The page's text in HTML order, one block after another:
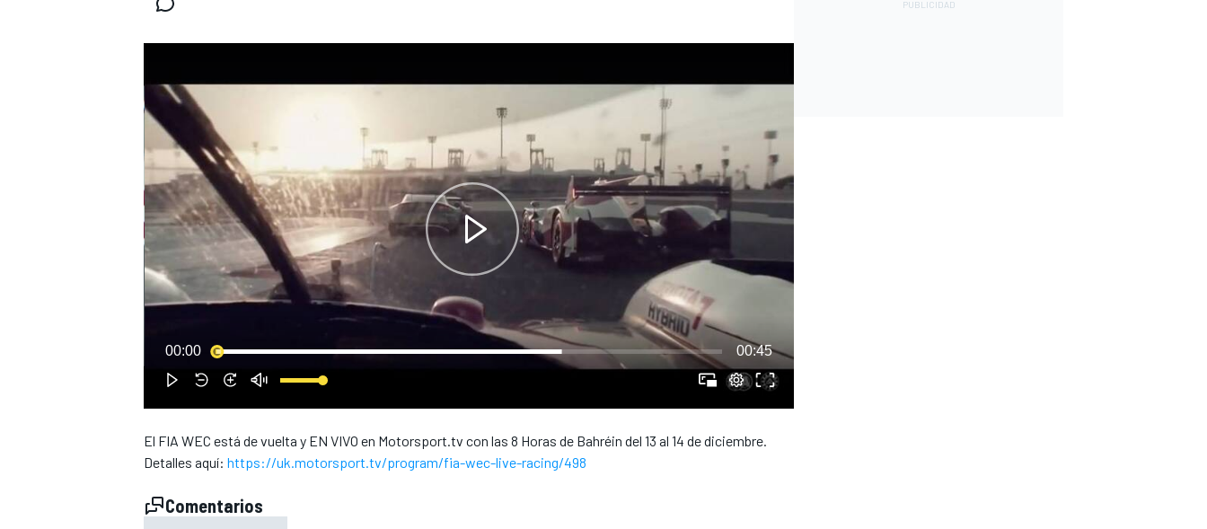
MOTOGP
NASCAR CUP
00:00 00:45
El FIA WEC está de vuelta y EN VIVO en Motorsport.tv con las 8 Horas de Bahréin del 13 al 14 de diciembre.
Detalles aquí: https://uk.motorsport.tv/program/fia-wec-live-racing/498
Comentarios